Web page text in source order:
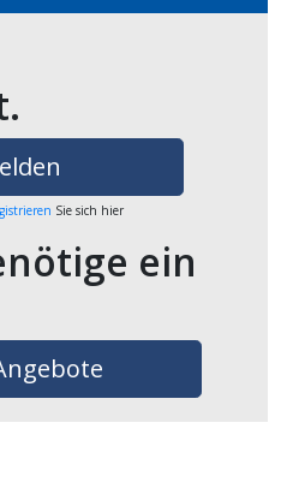
Sie sich hier
ein